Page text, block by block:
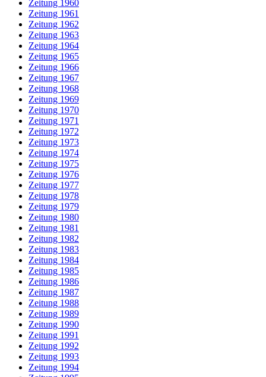
Zeitung 1960
Zeitung 1961
Zeitung 1962
Zeitung 1963
Zeitung 1964
Zeitung 1965
Zeitung 1966
Zeitung 1967
Zeitung 1968
Zeitung 1969
Zeitung 1970
Zeitung 1971
Zeitung 1972
Zeitung 1973
Zeitung 1974
Zeitung 1975
Zeitung 1976
Zeitung 1977
Zeitung 1978
Zeitung 1979
Zeitung 1980
Zeitung 1981
Zeitung 1982
Zeitung 1983
Zeitung 1984
Zeitung 1985
Zeitung 1986
Zeitung 1987
Zeitung 1988
Zeitung 1989
Zeitung 1990
Zeitung 1991
Zeitung 1992
Zeitung 1993
Zeitung 1994